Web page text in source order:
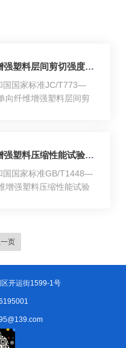
单向纤维增强塑料层间剪切强度试验方法
国国家标准JC/T773—
向纤维增强塑料层间剪
控制。1试样1.1试样几
允许单面加工到要求厚
样数量应不少于10...
玻璃纤维增强塑料压缩性能试验方法
国国家标准GB/T1448—
增强塑料压缩性能试验
。1试样11试样型式和
1。表
符号一般试样仲裁试样
一页
开运街1599-1号